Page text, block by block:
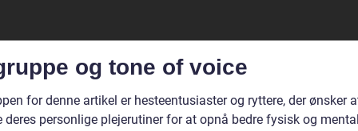
og tone of voice
for denne artikel er hesteentusiaster og ryttere, der ønsker
deres personlige plejerutiner for at opnå bedre fysisk og